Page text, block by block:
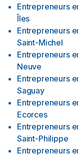
nous engageons à
qualité à nos
professionnels
dévouement pour
accordons une
clients, en offrant
Entrepreneurs
Îles
Entrepreneurs
Saint-Michel
Entrepreneurs
Neuve
Entrepreneurs
Saguay
Entrepreneurs
Ecorces
Entrepreneurs
Saint-Philippe
Entrepreneurs